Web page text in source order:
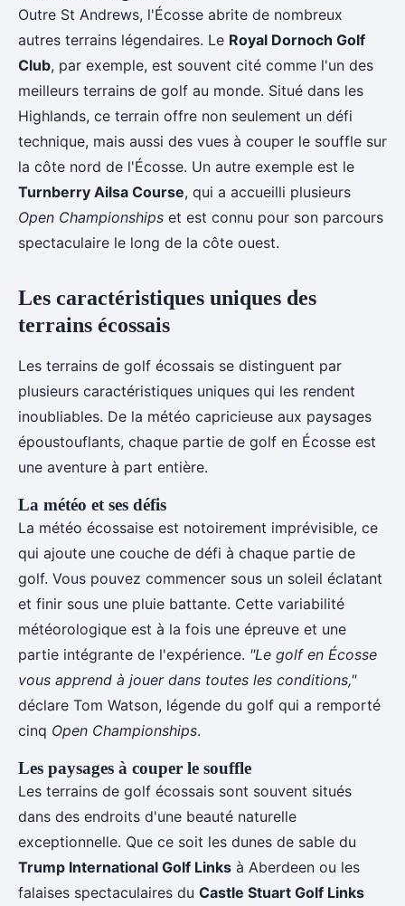
Outre St Andrews, l'Écosse abrite de nombreux
autres terrains légendaires. Le Royal Dornoch Golf
Club, par exemple, est souvent cité comme l'un des
meilleurs terrains de golf au monde. Situé dans les
Highlands, ce terrain offre non seulement un défi
technique, mais aussi des vues à couper le souffle sur
la côte nord de l'Écosse. Un autre exemple est le
Turnberry Ailsa Course, qui a accueilli plusieurs
Open Championships et est connu pour son parcours
spectaculaire le long de la côte ouest.
Les caractéristiques uniques des
terrains écossais
Les terrains de golf écossais se distinguent par
plusieurs caractéristiques uniques qui les rendent
inoubliables. De la météo capricieuse aux paysages
époustouflants, chaque partie de golf en Écosse est
une aventure à part entière.
La météo et ses défis
La météo écossaise est notoirement imprévisible, ce
qui ajoute une couche de défi à chaque partie de
golf. Vous pouvez commencer sous un soleil éclatant
et finir sous une pluie battante. Cette variabilité
météorologique est à la fois une épreuve et une
partie intégrante de l'expérience. "Le golf en Écosse
vous apprend à jouer dans toutes les conditions,"
déclare Tom Watson, légende du golf qui a remporté
cinq Open Championships.
Les paysages à couper le souffle
Les terrains de golf écossais sont souvent situés
dans des endroits d'une beauté naturelle
exceptionnelle. Que ce soit les dunes de sable du
Trump International Golf Links à Aberdeen ou les
falaises spectaculaires du Castle Stuart Golf Links